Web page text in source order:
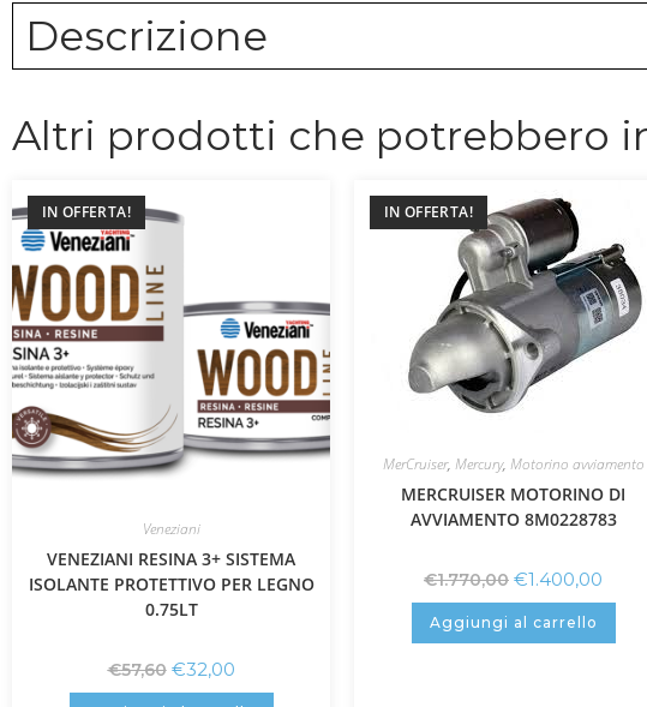
Descrizione
Altri prodotti che potrebbero
IN OFFERTA!
Veneziani
VENEZIANI RESINA 3+ SISTEMA
ISOLANTE PROTETTIVO PER LEGNO
0.75LT
€57,60 €32,00
IN OFFERTA!
MerCruiser, Mercury, Motorino avviamento
MERCRUISER MOTORINO DI
AVVIAMENTO 8M0228783
€1.770,00 €1.400,00
Aggiungi al carrello